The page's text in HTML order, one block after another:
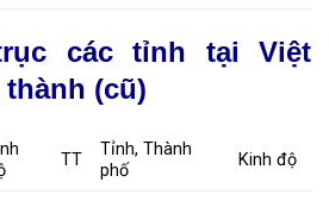
các tỉnh tại Việt
thành (cũ)
TT
Tỉnh, Thành
phố
Kinh độ